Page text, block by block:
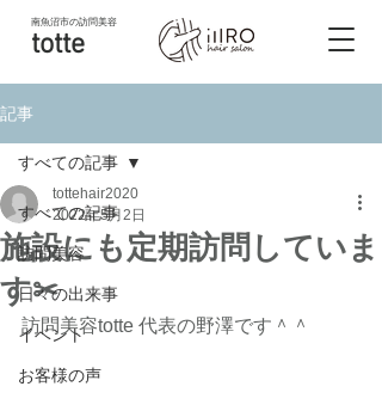
南魚沼市の訪問美容
totte
記事
すべての記事
訪問美容
日々の出来事
イベント
お客様の声
すべての記事
施設にも定期訪問していま
す✂︎
tottehair2020
2022年5月2日
訪問美容totte 代表の野澤です＾＾